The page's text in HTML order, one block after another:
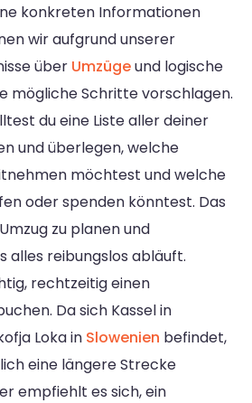
konkreten Informationen
wir aufgrund unserer
über Umzügeund logische
mögliche Schritte vorschlagen.
du eine Liste aller deiner
und überlegen, welche
möchtest und welche
oder spenden könntest. Das
zu planen und
alles reibungslos abläuft.
rechtzeitig einen
Da sich Kassel in
Loka in Slowenien befindet,
eine längere Strecke
empfiehlt es sich, ein